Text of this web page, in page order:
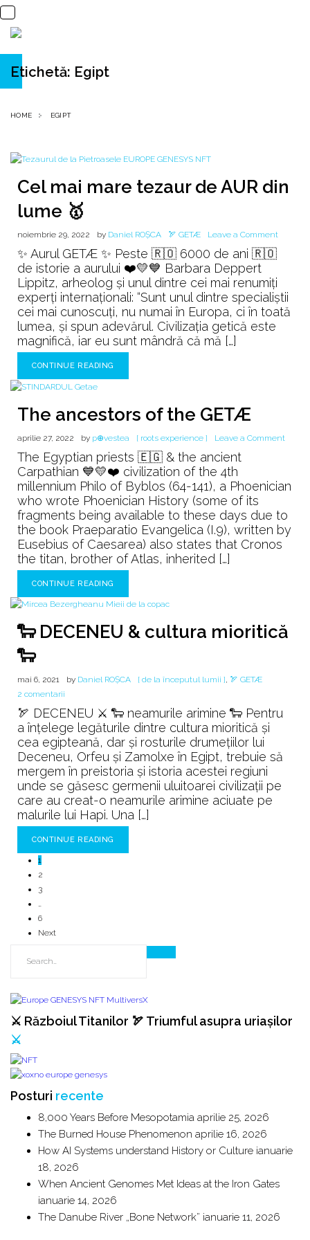
Etichetă: Egipt
HOME EGIPT
Cel mai mare tezaur de AUR din
lume 🥇
noiembrie 29, 2022 by Daniel ROȘCA 🏹 GETÆ Leave a Commenton
tezaur
de
✨ Aurul GETÆ ✨ Peste 🇷🇴 6000 de ani 🇷🇴
de istorie a aurului ❤️💛💙 Barbara Deppert
Lippitz, arheolog și unul dintre cei mai renumiți
experți internaționali: “Sunt unul dintre specialiștii
cei mai cunoscuți, nu numai în Europa, ci în toată
lumea, și spun adevărul. Civilizația getică este
magnifică, iar eu sunt mândră că mă […]
CONTINUE READING
The ancestors of the GETÆ
aprilie 27, 2022 by p⊕vestea [ roots experience ] Leave a Commenton
The Egyptian priests 🇪🇬 & the ancient
Carpathian 💙💛❤️ civilization of the 4th
millennium Philo of Byblos (64-141), a Phoenician
who wrote Phoenician History (some of its
fragments being available to these days due to
the book Praeparatio Evangelica (I.9), written by
Eusebius of Caesarea) also states that Cronos
the titan, brother of Atlas, inherited […]
CONTINUE READING
🐑 DECENEU & cultura mioritică
🐑
mai 6, 2021 by Daniel ROȘCA [ de la începutul lumii ], 🏹 GETÆ
2 comentarii
🐑
DECENEU
&
cultura
mioritică
🏹 DECENEU ⚔️ 🐑 neamurile arimine 🐑 Pentru
a înţelege legăturile dintre cultura mioritică şi
cea egipteană, dar şi rosturile drumeţiilor lui
Deceneu, Orfeu și Zamolxe în Egipt, trebuie să
mergem în preistoria şi istoria acestei regiuni
unde se găsesc germenii uluitoarei civilizaţii pe
care au creat-o neamurile arimine aciuate pe
malurile lui Hapi. Una […]
CONTINUE READING
1
2
3
…
6
Next
⚔️ Războiul Titanilor 🏹 Triumful asupra uriașilor
⚔️
Posturi recente
8,000 Years Before Mesopotamia aprilie 25, 2026
The Burned House Phenomenon aprilie 16, 2026
How AI Systems understand History or Culture ianuarie
18, 2026
When Ancient Genomes Met Ideas at the Iron Gates
ianuarie 14, 2026
The Danube River „Bone Network” ianuarie 11, 2026